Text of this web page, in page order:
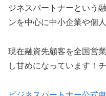
ジネスパートナーという
ンを中心に中小企業や個
現在融資先顧客を全国営
し甘めになっています！